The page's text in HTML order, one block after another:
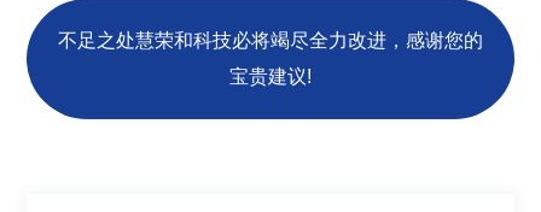
不足之处慧荣和科技必将竭尽全力改进，感谢您的
宝贵建议!